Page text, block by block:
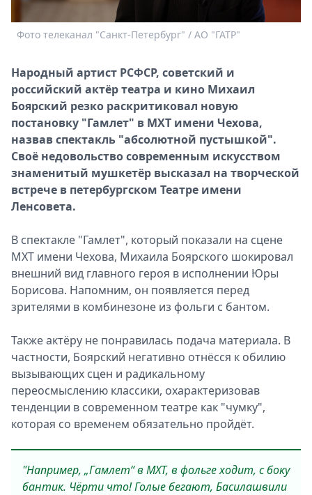
Стримы
Спецпроекты
Звезды
2026
Скачай
Metro
Фото телеканал "Санкт-Петербург" / АО "ГАТР"
Народный артист РСФСР, советский и
российский актёр театра и кино Михаил
Боярский резко раскритиковал новую
постановку "Гамлет" в МХТ имени Чехова,
назвав спектакль "абсолютной пустышкой".
Своё недовольство современным искусством
знаменитый мушкетёр высказал на творческой
встрече в петербургском Театре имени
Ленсовета.
В спектакле "Гамлет", который показали на сцене
МХТ имени Чехова, Михаила Боярского шокировал
внешний вид главного героя в исполнении Юры
Борисова. Напомним, он появляется перед
зрителями в комбинезоне из фольги с бантом.
Также актёру не понравилась подача материала. В
частности, Боярский негативно отнёсся к обилию
вызывающих сцен и радикальному
переосмыслению классики, охарактеризовав
тенденции в современном театре как "чумку",
которая со временем обязательно пройдёт.
"Например, „Гамлет“ в МХТ, в фольге ходит, с боку
бантик. Чёрти что! Голые бегают, Басилашвили